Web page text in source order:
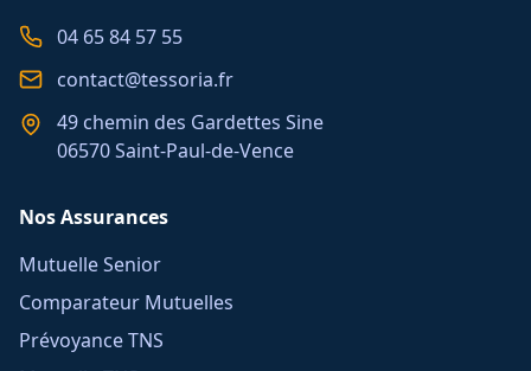
04 65 84 57 55
contact@tessoria.fr
49 chemin des Gardettes Sine
06570 Saint-Paul-de-Vence
Nos Assurances
Mutuelle Senior
Comparateur Mutuelles
Prévoyance TNS